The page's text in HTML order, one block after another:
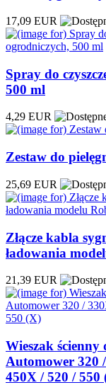
17,09 EUR
Spray do
500 ml
4,29 EUR
Zestaw do
25,69 EUR
Złącze kabla
ładowania
21,39 EUR
Wieszak
Automower 320
450X / 520 / 550